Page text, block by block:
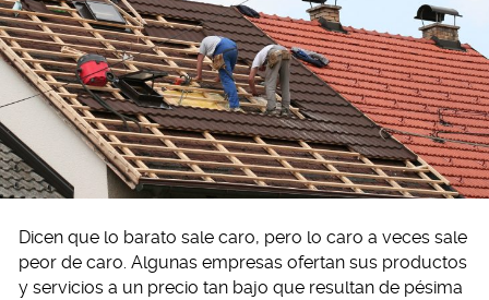
Dicen que lo barato sale caro, pero lo caro a veces sale
peor de caro. Algunas empresas ofertan sus productos
y servicios a un precio tan bajo que resultan de pésima